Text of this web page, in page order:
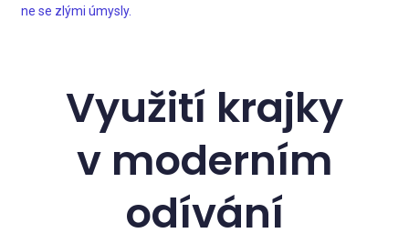
ne se zlými úmysly.
Využití krajky
v moderním
odívání